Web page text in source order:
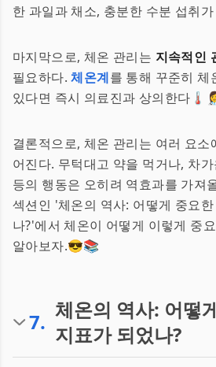
한 과일과 채소, 충분한 수분 섭취
마지막으로, 체온 관리는 지속적인
필요하다.체온계를 통해 꾸준히 체
있다면 즉시 의료진과 상의한다
결론적으로, 체온 관리는 여러 요소
어진다. 무턱대고 약을 먹거나, 차
등의 행동은 오히려 역효과를 가져
섹션인 '체온의 역사: 어떻게 중요
나?'에서 체온이 어떻게 이렇게 중
알아보자.😎📚
7. 체온의 역사: 어떻
지표가 되었나?